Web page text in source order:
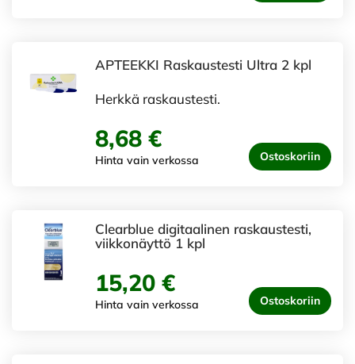
APTEEKKI Raskaustesti Ultra 2 kpl
Herkkä raskaustesti.
8,68 €
Hinta vain verkossa Ostoskoriin
Clearblue digitaalinen raskaustesti,
viikkonäyttö 1 kpl
15,20 €
Hinta vain verkossa Ostoskoriin